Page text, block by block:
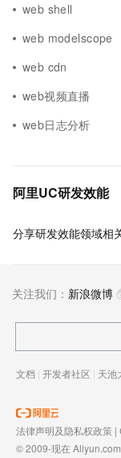
web shell
web modelscope
web cdn
web视频直播
web日志分析
阿里UC研发效能
分享研发效能领域相
关注我们： 新浪微博
文档 | 开发者社区 | 天池
法律声明及隐私权政策 |
© 2009-现在